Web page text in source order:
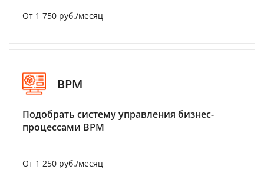
От 1 750 руб./месяц
BPM
Подобрать систему управления бизнес-
процессами BPM
От 1 250 руб./месяц